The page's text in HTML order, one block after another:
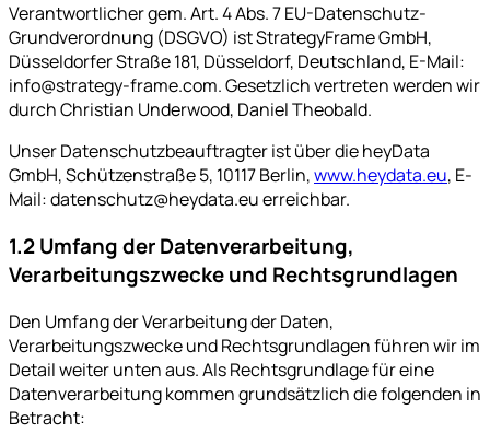
Verantwortlicher gem. Art. 4 Abs. 7 EU-Datenschutz-
Grundverordnung (DSGVO) ist StrategyFrame GmbH,
Düsseldorfer Straße 181, Düsseldorf, Deutschland, E-Mail:
info@strategy-frame.com. Gesetzlich vertreten werden wir
durch Christian Underwood, Daniel Theobald.
Unser Datenschutzbeauftragter ist über die heyData
GmbH, Schützenstraße 5, 10117 Berlin,www.heydata.eu, E-
Mail: datenschutz@heydata.eu erreichbar.
1.2 Umfang der Datenverarbeitung,
Verarbeitungszwecke und Rechtsgrundlagen
Den Umfang der Verarbeitung der Daten,
Verarbeitungszwecke und Rechtsgrundlagen führen wir im
Detail weiter unten aus. Als Rechtsgrundlage für eine
Datenverarbeitung kommen grundsätzlich die folgenden in
Betracht: